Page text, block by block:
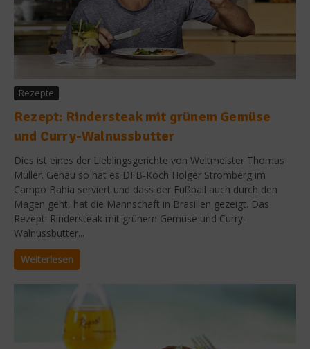
Rezepte
Rezept: Rindersteak mit grünem Gemüse
und Curry-Walnussbutter
Dies ist eines der Lieblingsgerichte von Weltmeister Thomas
Müller. Genau so hat es DFB-Koch Holger Stromberg im
Campo Bahia serviert und dass der Fußball auch durch den
Magen geht, hat die Mannschaft in Brasilien gezeigt. Das
Rezept: Rindersteak mit grünem Gemüse und Curry-
Walnussbutter...
Weiterlesen